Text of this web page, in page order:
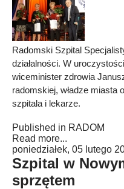
Radomski Szpital
działalności. W
wiceminister zdrowia
radomskiej, władze miasta
szpitala i lekarze.
Published in RADOM
Read more...
poniedziałek, 05 lutego
Szpital w
sprzętem